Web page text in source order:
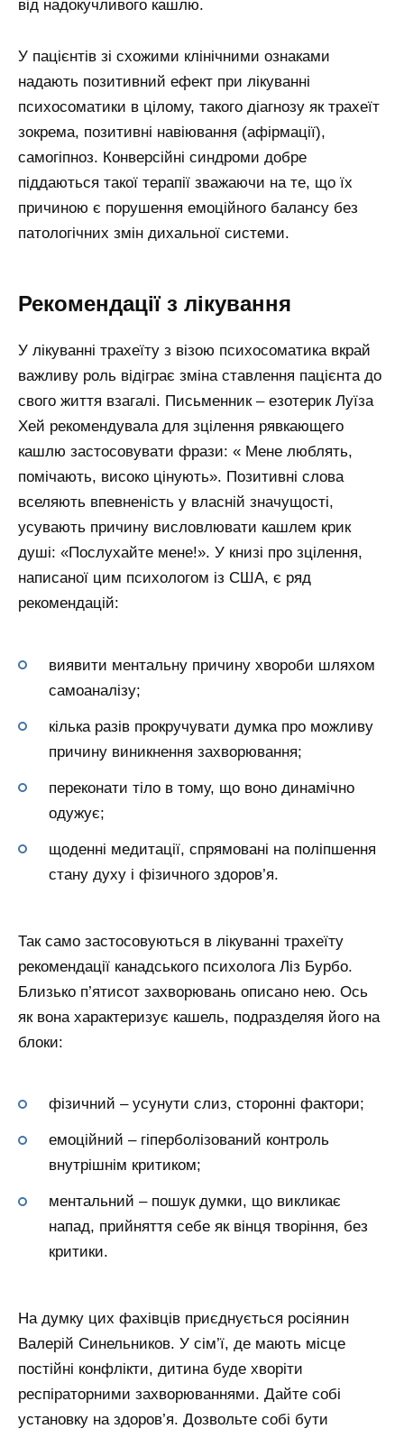
від надокучливого кашлю.
У пацієнтів зі схожими клінічними ознаками
надають позитивний ефект при лікуванні
психосоматики в цілому, такого діагнозу як трахеїт
зокрема, позитивні навіювання (афірмації),
самогіпноз. Конверсійні синдроми добре
піддаються такої терапії зважаючи на те, що їх
причиною є порушення емоційного балансу без
патологічних змін дихальної системи.
Рекомендації з лікування
У лікуванні трахеїту з візою психосоматика вкрай
важливу роль відіграє зміна ставлення пацієнта до
свого життя взагалі. Письменник – езотерик Луїза
Хей рекомендувала для зцілення рявкающего
кашлю застосовувати фрази: « Мене люблять,
помічають, високо цінують». Позитивні слова
вселяють впевненість у власній значущості,
усувають причину висловлювати кашлем крик
душі: «Послухайте мене!». У книзі про зцілення,
написаної цим психологом із США, є ряд
рекомендацій:
виявити ментальну причину хвороби шляхом
самоаналізу;
кілька разів прокручувати думка про можливу
причину виникнення захворювання;
переконати тіло в тому, що воно динамічно
одужує;
щоденні медитації, спрямовані на поліпшення
стану духу і фізичного здоров’я.
Так само застосовуються в лікуванні трахеїту
рекомендації канадського психолога Ліз Бурбо.
Близько п’ятисот захворювань описано нею. Ось
як вона характеризує кашель, подразделяя його на
блоки:
фізичний – усунути слиз, сторонні фактори;
емоційний – гіперболізований контроль
внутрішнім критиком;
ментальний – пошук думки, що викликає
напад, прийняття себе як вінця творіння, без
критики.
На думку цих фахівців приєднується росіянин
Валерій Синельников. У сім’ї, де мають місце
постійні конфлікти, дитина буде хворіти
респіраторними захворюваннями. Дайте собі
установку на здоров’я. Дозвольте собі бути